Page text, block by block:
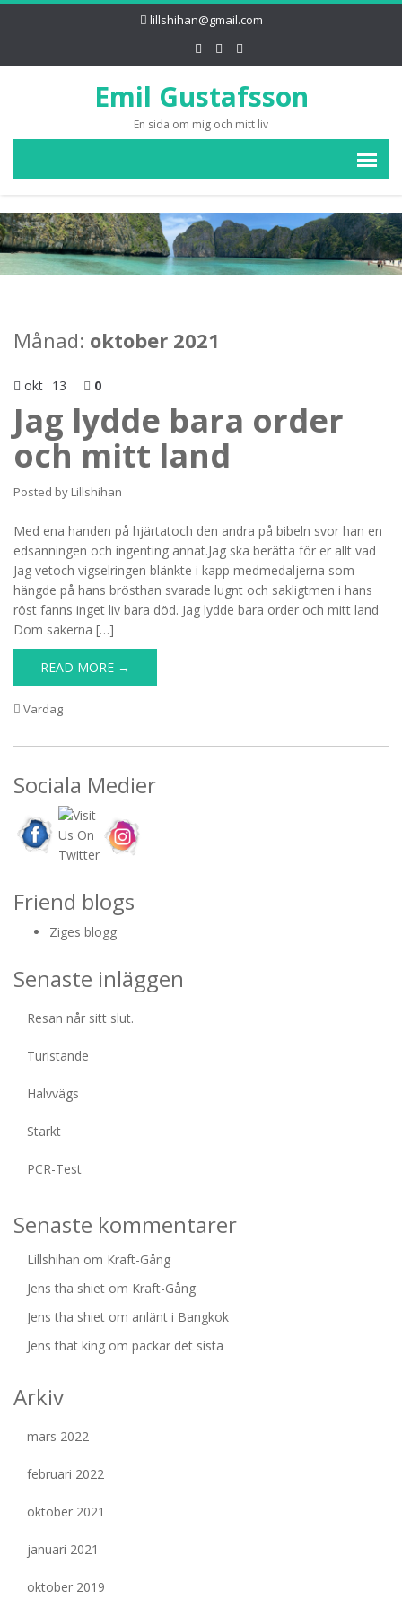
lillshihan@gmail.com
Emil Gustafsson
En sida om mig och mitt liv
Månad: oktober 2021
okt 13 0
Jag lydde bara order
och mitt land
Posted by Lillshihan
Med ena handen på hjärtatoch den andra på bibeln svor han en
edsanningen och ingenting annat.Jag ska berätta för er allt vad
Jag vetoch vigselringen blänkte i kapp medmedaljerna som
hängde på hans brösthan svarade lugnt och sakligtmen i hans
röst fanns inget liv bara död. Jag lydde bara order och mitt land
Dom sakerna […]
READ MORE →
Vardag
Sociala Medier
Friend blogs
Ziges blogg
Senaste inläggen
Resan når sitt slut.
Turistande
Halvvägs
Starkt
PCR-Test
Senaste kommentarer
Lillshihan om Kraft-Gång
Jens tha shiet om Kraft-Gång
Jens tha shiet om anlänt i Bangkok
Jens that king om packar det sista
Arkiv
mars 2022
februari 2022
oktober 2021
januari 2021
oktober 2019